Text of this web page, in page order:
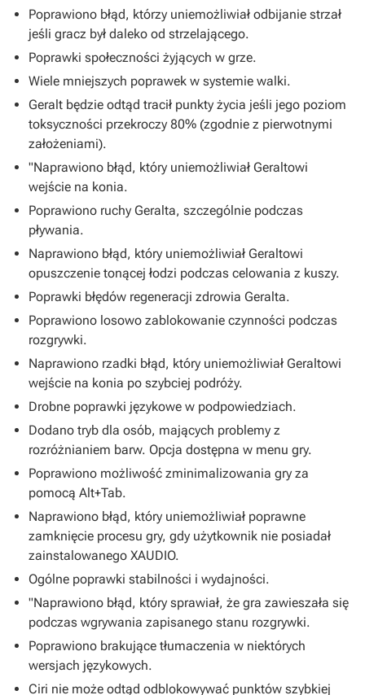
Poprawiono błąd, którzy uniemożliwiał odbijanie strzał
jeśli gracz był daleko od strzelającego.
Poprawki społeczności żyjących w grze.
Wiele mniejszych poprawek w systemie walki.
Geralt będzie odtąd tracił punkty życia jeśli jego poziom
toksyczności przekroczy 80% (zgodnie z pierwotnymi
założeniami).
"Naprawiono błąd, który uniemożliwiał Geraltowi
wejście na konia.
Poprawiono ruchy Geralta, szczególnie podczas
pływania.
Naprawiono błąd, który uniemożliwiał Geraltowi
opuszczenie tonącej łodzi podczas celowania z kuszy.
Poprawki błędów regeneracji zdrowia Geralta.
Poprawiono losowo zablokowanie czynności podczas
rozgrywki.
Naprawiono rzadki błąd, który uniemożliwiał Geraltowi
wejście na konia po szybciej podróży.
Drobne poprawki językowe w podpowiedziach.
Dodano tryb dla osób, mających problemy z
rozróżnianiem barw. Opcja dostępna w menu gry.
Poprawiono możliwość zminimalizowania gry za
pomocą Alt+Tab.
Naprawiono błąd, który uniemożliwiał poprawne
zamknięcie procesu gry, gdy użytkownik nie posiadał
zainstalowanego XAUDIO.
Ogólne poprawki stabilności i wydajności.
"Naprawiono błąd, który sprawiał, że gra zawieszała się
podczas wgrywania zapisanego stanu rozgrywki.
Poprawiono brakujące tłumaczenia w niektórych
wersjach językowych.
Ciri nie może odtąd odblokowywać punktów szybkiej